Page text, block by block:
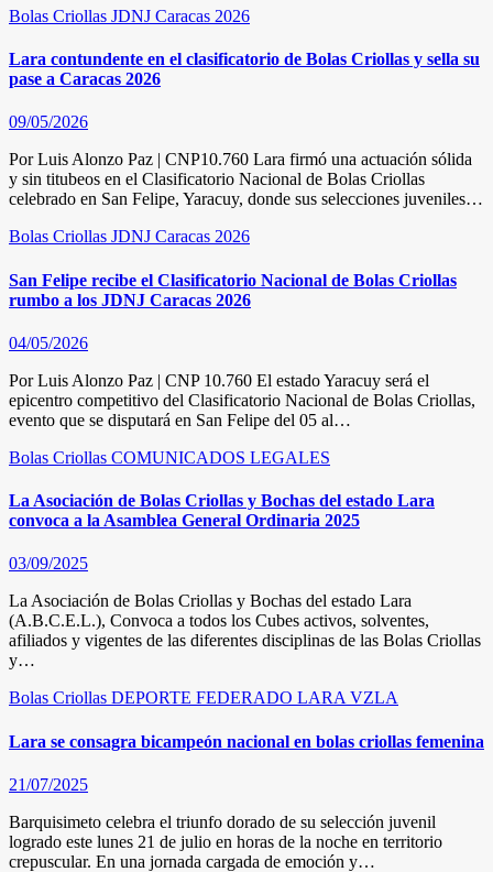
Bolas Criollas JDNJ Caracas 2026
Lara contundente en el clasificatorio de Bolas Criollas y sella su
pase a Caracas 2026
09/05/2026
Por Luis Alonzo Paz | CNP10.760 Lara firmó una actuación sólida
y sin titubeos en el Clasificatorio Nacional de Bolas Criollas
celebrado en San Felipe, Yaracuy, donde sus selecciones juveniles…
Bolas Criollas JDNJ Caracas 2026
San Felipe recibe el Clasificatorio Nacional de Bolas Criollas
rumbo a los JDNJ Caracas 2026
04/05/2026
Por Luis Alonzo Paz | CNP 10.760 El estado Yaracuy será el
epicentro competitivo del Clasificatorio Nacional de Bolas Criollas,
evento que se disputará en San Felipe del 05 al…
Bolas Criollas COMUNICADOS LEGALES
La Asociación de Bolas Criollas y Bochas del estado Lara
convoca a la Asamblea General Ordinaria 2025
03/09/2025
La Asociación de Bolas Criollas y Bochas del estado Lara
(A.B.C.E.L.), Convoca a todos los Cubes activos, solventes,
afiliados y vigentes de las diferentes disciplinas de las Bolas Criollas
y…
Bolas Criollas DEPORTE FEDERADO LARAVZLA
Lara se consagra bicampeón nacional en bolas criollas femenina
21/07/2025
Barquisimeto celebra el triunfo dorado de su selección juvenil
logrado este lunes 21 de julio en horas de la noche en territorio
crepuscular. En una jornada cargada de emoción y…